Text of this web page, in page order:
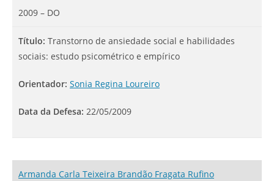
2009 – DO
Título: Transtorno de ansiedade social e habilidades
sociais: estudo psicométrico e empírico
Orientador: Sonia Regina Loureiro
Data da Defesa: 22/05/2009
Armanda Carla Teixeira Brandão Fragata Rufino